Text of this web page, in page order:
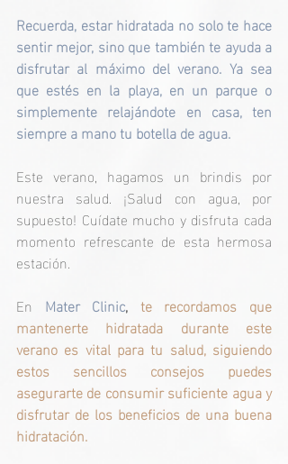
Recuerda, estar hidratada no solo te hace
sentir mejor, sino que también te ayuda a
disfrutar al máximo del verano. Ya sea
que estés en la playa, en un parque o
simplemente relajándote en casa, ten
siempre a mano tu botella de agua.
Este verano, hagamos un brindis por
nuestra salud. ¡Salud con agua, por
supuesto! Cuídate mucho y disfruta cada
momento refrescante de esta hermosa
estación.
En Mater Clinic, te recordamos que
mantenerte hidratada durante este
verano es vital para tu salud, siguiendo
estos sencillos consejos puedes
asegurarte de consumir suficiente agua y
disfrutar de los beneficios de una buena
hidratación.